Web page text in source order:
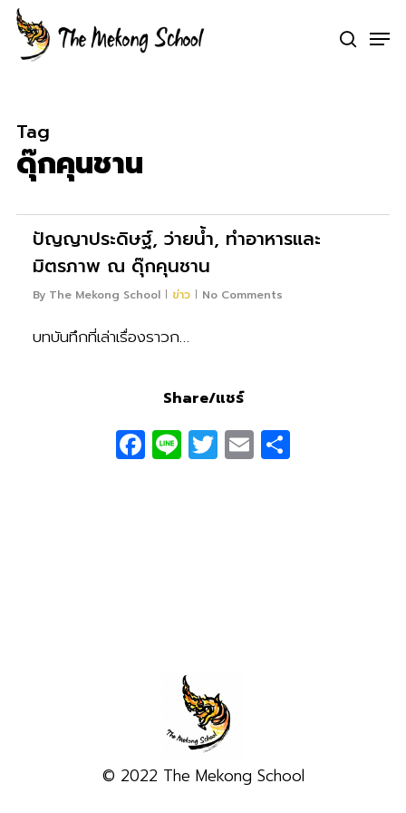
Skip
main
search
Tag
ดุ๊กคุนชาน
ปัญญาประดิษฐ์, ว่ายน้ำ, ทำอาหารและ
มิตรภาพ ณ ดุ๊กคุนชาน
By The Mekong School ข่าว No Comments
บทบันทึกที่เล่าเรื่องราวก…
Share/แชร์
Facebook
LineTwitter
Email
0
© 2022 The Mekong School